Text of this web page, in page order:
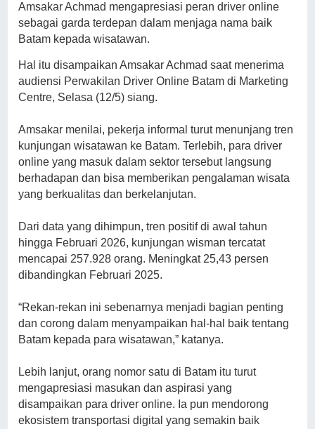
Amsakar Achmad mengapresiasi peran driver online
sebagai garda terdepan dalam menjaga nama baik
Batam kepada wisatawan.
Hal itu disampaikan Amsakar Achmad saat menerima
audiensi Perwakilan Driver Online Batam di Marketing
Centre, Selasa (12/5) siang.
Amsakar menilai, pekerja informal turut menunjang tren
kunjungan wisatawan ke Batam. Terlebih, para driver
online yang masuk dalam sektor tersebut langsung
berhadapan dan bisa memberikan pengalaman wisata
yang berkualitas dan berkelanjutan.
Dari data yang dihimpun, tren positif di awal tahun
hingga Februari 2026, kunjungan wisman tercatat
mencapai 257.928 orang. Meningkat 25,43 persen
dibandingkan Februari 2025.
“Rekan-rekan ini sebenarnya menjadi bagian penting
dan corong dalam menyampaikan hal-hal baik tentang
Batam kepada para wisatawan,” katanya.
Lebih lanjut, orang nomor satu di Batam itu turut
mengapresiasi masukan dan aspirasi yang
disampaikan para driver online. Ia pun mendorong
ekosistem transportasi digital yang semakin baik